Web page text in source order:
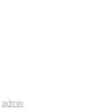
admin